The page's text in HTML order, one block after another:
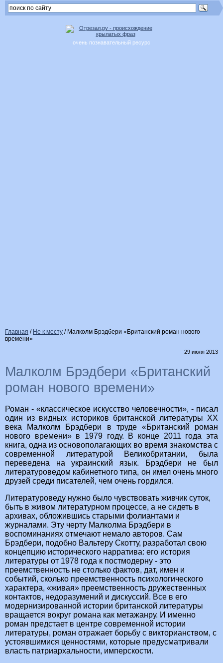
очень познавательный ресурс
Главная / Не к месту / Малколм Брэдбери «Британский роман нового
времени»
29 июля 2013
Малколм Брэдбери «Британский
роман нового времени»
Роман - «классическое искусство человечности», - писал
один из видных историков британской литературы ХХ
века Малколм Брэдбери в труде «Британский роман
нового времени» в 1979 году. В конце 2011 года эта
книга, одна из основополагающих во время знакомства с
современной литературой Великобритании, была
переведена на украинский язык. Брэдбери не был
литературоведом кабинетного типа, он имел очень много
друзей среди писателей, чем очень гордился.
Литературоведу нужно было чувствовать живчик суток,
быть в живом литературном процессе, а не сидеть в
архивах, обложившись старыми фолиантами и
журналами. Эту черту Малколма Брэдбери в
воспоминаниях отмечают немало авторов. Сам
Брэдбери, подобно Вальтеру Скотту, разработал свою
концепцию исторического нарратива: его история
литературы от 1978 года к постмодерну - это
преемственность не столько фактов, дат, имен и
событий, сколько преемственность психологического
характера, «живая» преемственность дружественных
контактов, недоразумений и дискуссий. Все в его
модернизированной истории британской литературы
вращается вокруг романа как метажанру. И именно
роман предстает в центре современной истории
литературы, роман отражает борьбу с викторианством, с
устоявшимися ценностями, которые предусматривали
власть патриархальности, имперскости.